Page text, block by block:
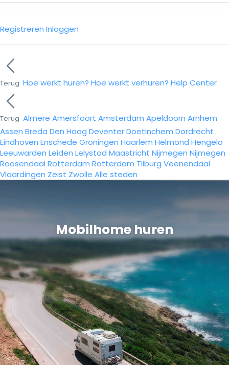
Registreren Inloggen
Terug Hoe werkt huren? Hoe werkt verhuren? Help Center
Terug Almere Amersfoort Amsterdam Apeldoorn Arnhem
Assen Breda Den Haag DeventerDoetinchem Dordrecht
Eindhoven Enschede Groningen Haarlem Helmond Hengelo
Leeuwarden Leiden Lelystad Maastricht Nijmegen Nijmegen
Roosendaal Rotterdam Rotterdam Tilburg Veenendaal
Vlaardingen Zeist Zwolle Alle steden
Mobilhome huren